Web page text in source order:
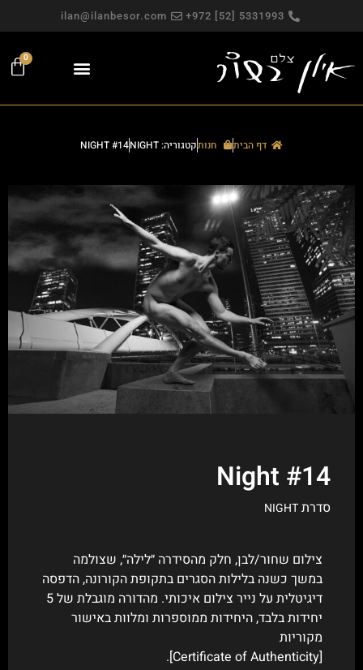
5331993 [52] 972+
ilan@ilanbesor.com
0
דף הבית חנותקטגוריה: NIGHT NIGHT #14
Night #14
סדרתNIGHT
צילום שחור/לבן, חלק מהסידרה ״לילה״, שצולמה
במשך כשנה בלילות הסגרים בתקופת הקורונה, הדפסה
דיגיטלית על נייר צילום איכותי. מהדורה מוגבלת של 5
יחידות בלבד, היחידות ממוספרות ומלוות באישור
מקוריות
[Certificate of Authenticity].